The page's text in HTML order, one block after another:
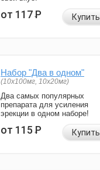
от 117Р Купить
Набор "Два в одном"
(10x100мг, 10x20мг)
Два самых популярных
препарата для усиления
эрекции в одном наборе!
от 115Р Купить